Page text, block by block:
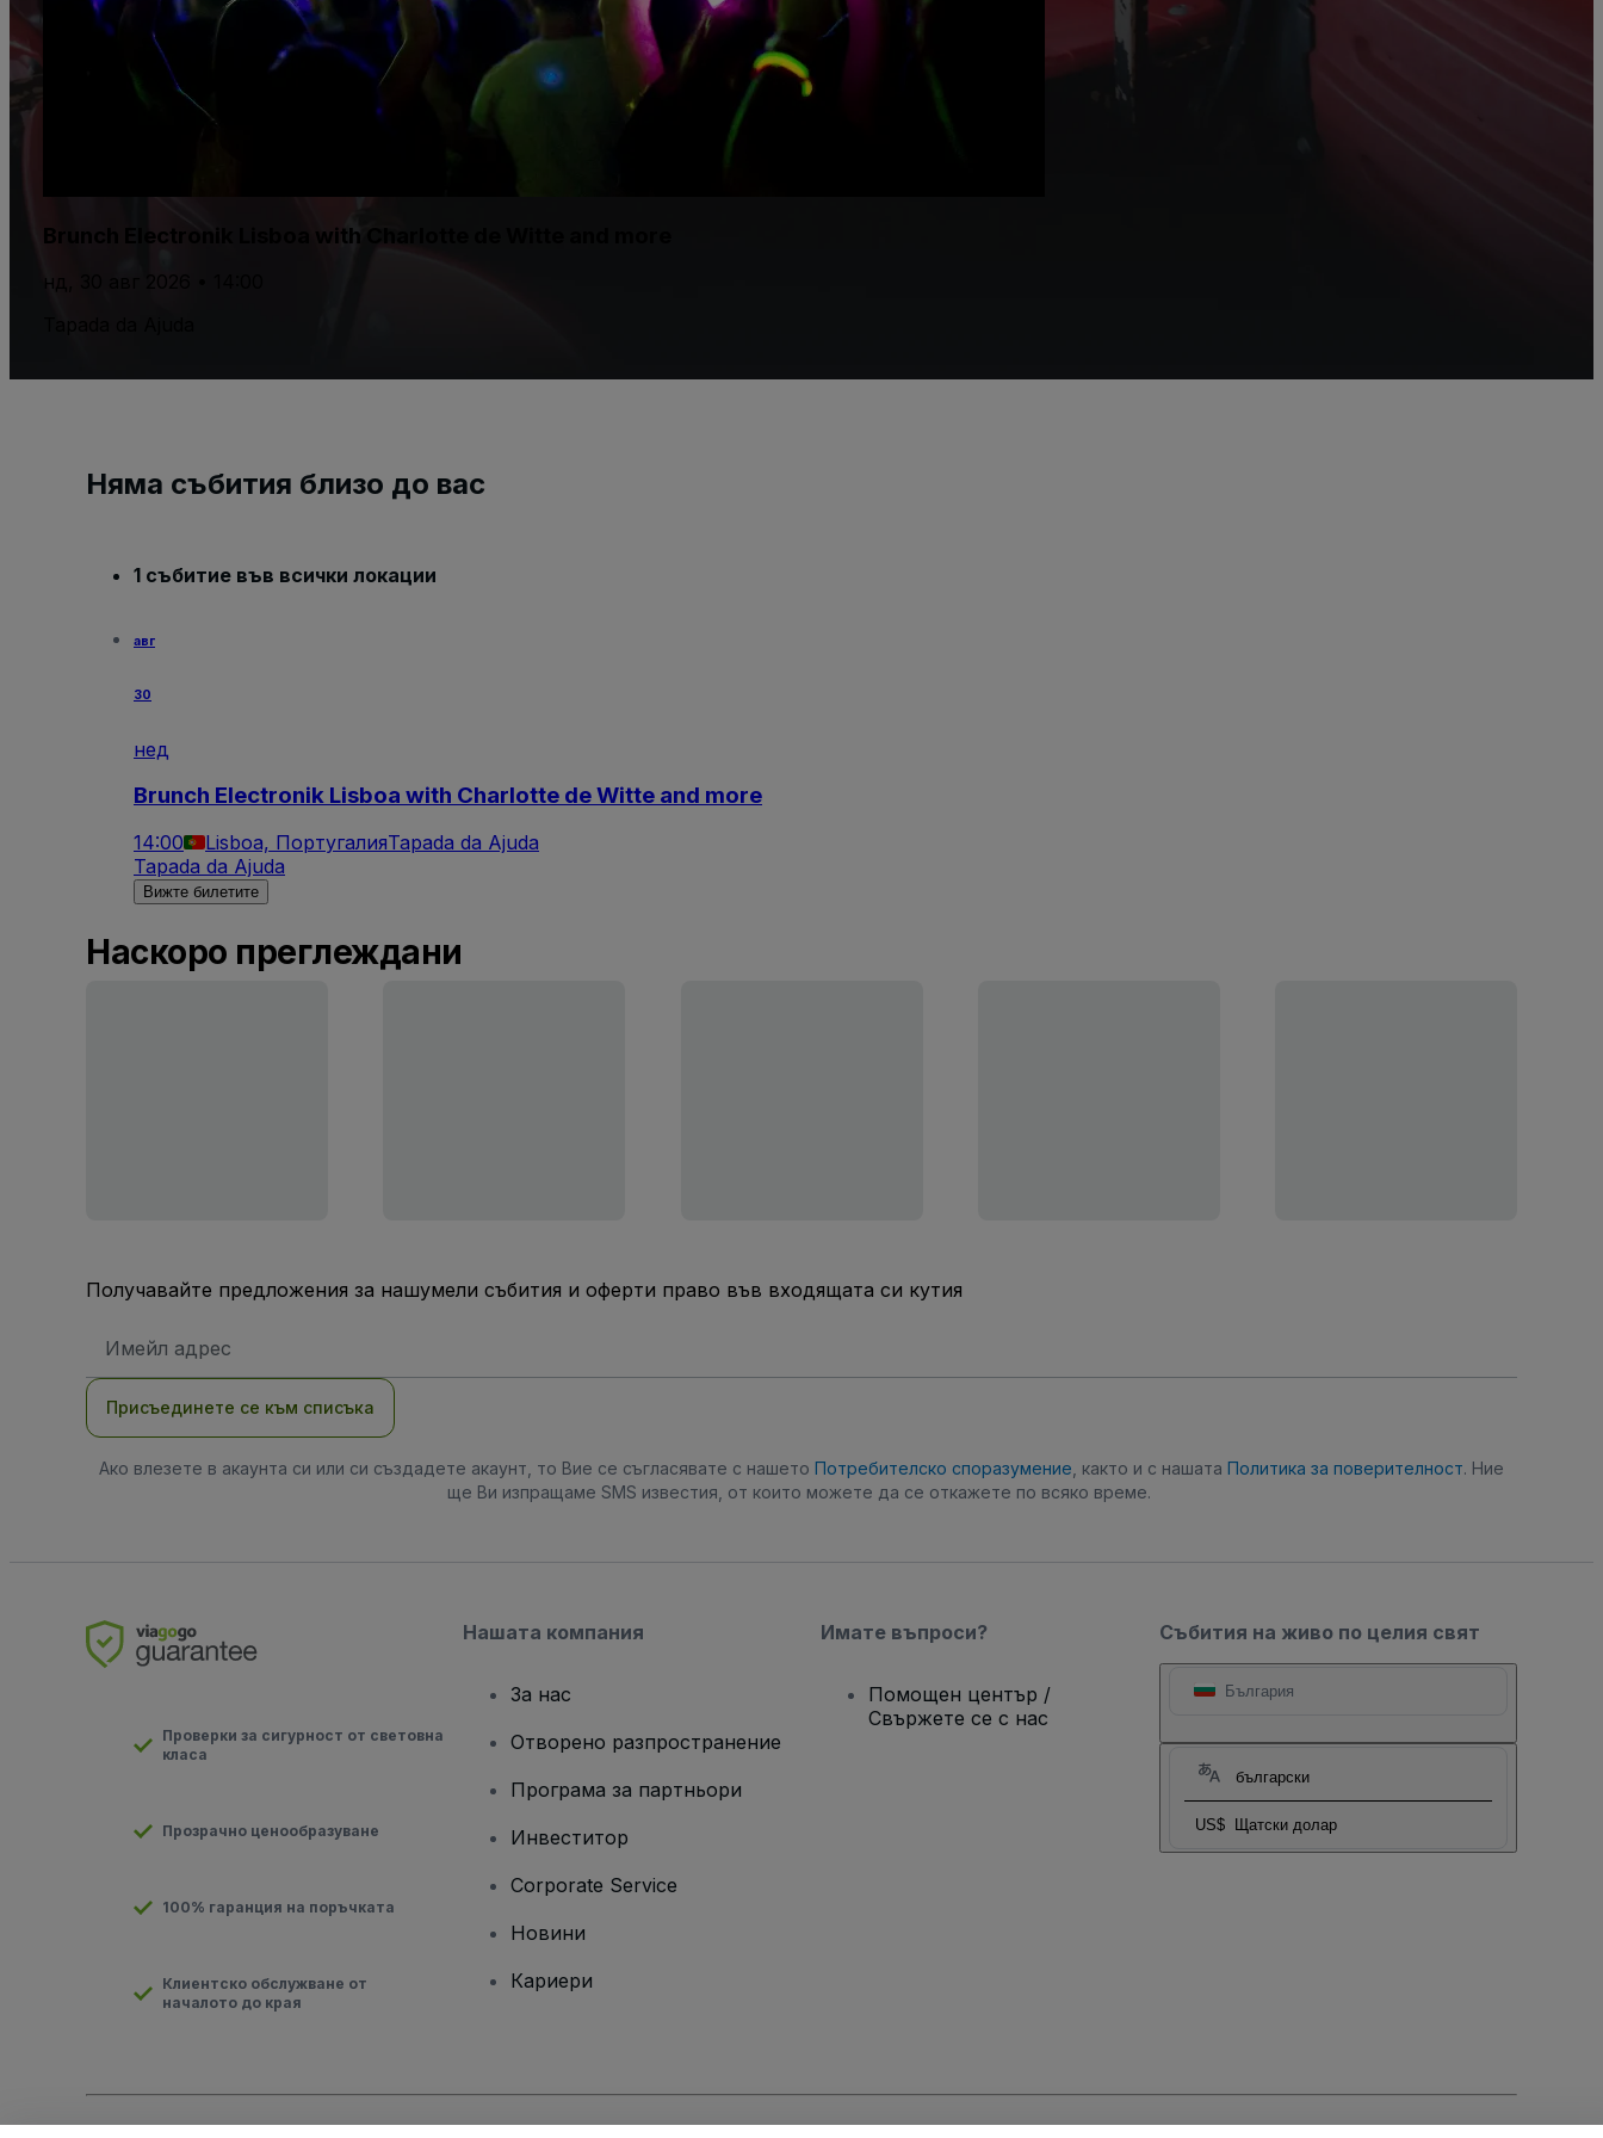
Brunch Electronik Lisboa with Charlotte de Witte and more
нд, 30 авг 2026 • 14:00
Няма събития близо до вас
1 събитие във всички локации
авг
30
нед
Brunch Electronik Lisboa with Charlotte de Witte and more
14:00 Lisboa, ПортугалияTapada da Ajuda
Tapada da Ajuda
Вижте билетите
Наскоро преглеждани
Получавайте предложения за нашумели събития и оферти право във входящата си кутия
адрес
Присъединете се към списъка
Ако влезете в акаунта си или си създадете акаунт, то Вие се съгласявате с нашето Потребителско споразумение , както и с нашата Политика за поверителност. Ние
ще Ви изпращаме SMS известия, от които можете да се откажете по всяко време.
Събития на живо по целия свят
България
български
US$ Щатски долар
Проверки за сигурност от световна
класа
Прозрачно ценообразуване
100% гаранция на поръчката
Клиентско обслужване от
началото до края
Нашата компания
За нас
Отворено разпространение
Програма за партньори
Инвеститор
Corporate Service
Новини
Кариери
Имате въпроси?
Помощен център /
Свържете се с нас